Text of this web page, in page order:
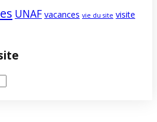
UNAF vacances vie du site visite